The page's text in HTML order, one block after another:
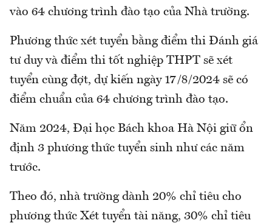
vào 64 chương trình đào tạo của Nhà trường.
Phương thức xét tuyển bằng điểm thi Đánh giá
tư duy và điểm thi tốt nghiệp THPT sẽ xét
tuyển cùng đợt, dự kiến ngày 17/8/2024 sẽ có
điểm chuẩn của 64 chương trình đào tạo.
Năm 2024, Đại học Bách khoa Hà Nội giữ ổn
định 3 phương thức tuyển sinh như các năm
trước.
Theo đó, nhà trường dành 20% chỉ tiêu cho
phương thức Xét tuyển tài năng, 30% chỉ tiêu